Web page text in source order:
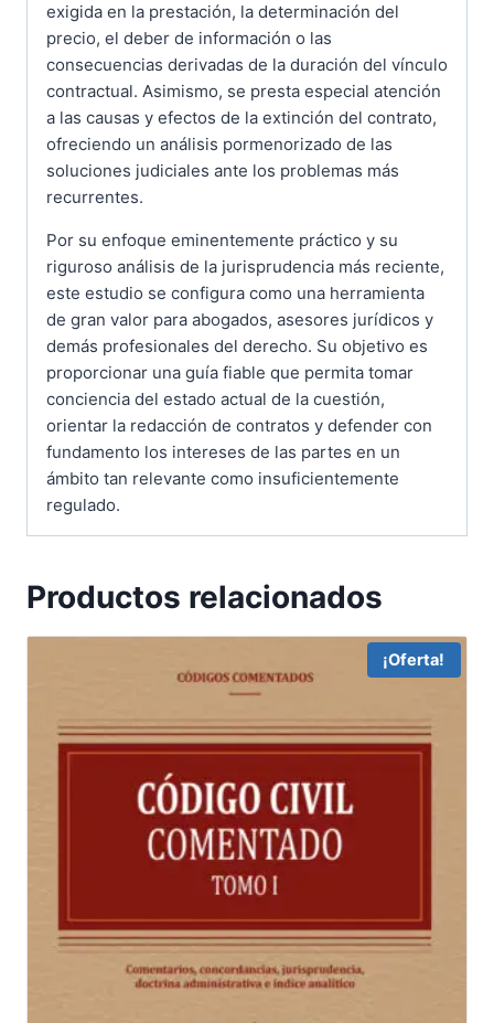
exigida en la prestación, la determinación del
precio, el deber de información o las
consecuencias derivadas de la duración del vínculo
contractual. Asimismo, se presta especial atención
a las causas y efectos de la extinción del contrato,
ofreciendo un análisis pormenorizado de las
soluciones judiciales ante los problemas más
recurrentes.
Por su enfoque eminentemente práctico y su
riguroso análisis de la jurisprudencia más reciente,
este estudio se configura como una herramienta
de gran valor para abogados, asesores jurídicos y
demás profesionales del derecho. Su objetivo es
proporcionar una guía fiable que permita tomar
conciencia del estado actual de la cuestión,
orientar la redacción de contratos y defender con
fundamento los intereses de las partes en un
ámbito tan relevante como insuficientemente
regulado.
Productos relacionados
¡Oferta!